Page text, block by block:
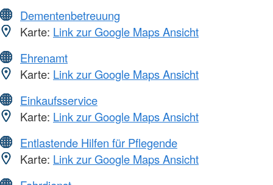
Dementenbetreuung
Karte: Link zur Google Maps Ansicht
Ehrenamt
Karte: Link zur Google Maps Ansicht
Einkaufsservice
Karte: Link zur Google Maps Ansicht
Entlastende Hilfen für Pflegende
Karte: Link zur Google Maps Ansicht